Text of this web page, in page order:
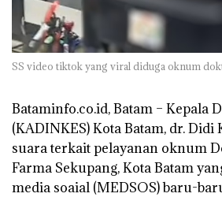
SS video tiktok yang viral diduga oknum
Bataminfo.co.id, Batam – Kepala
(KADINKES) Kota Batam, dr.
suara terkait pelayanan oknum
Farma Sekupang, Kota Batam
media soaial (MEDSOS) baru-